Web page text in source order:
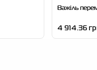
Важіль
4 914.36